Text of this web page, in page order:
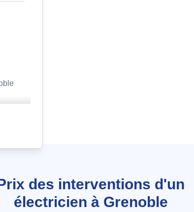
des interventions d'un
électricien à Grenoble